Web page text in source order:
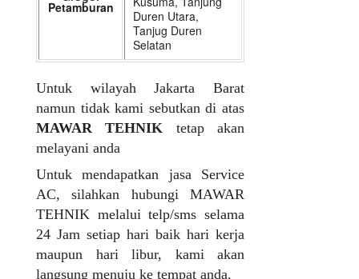
Petamburan
Duren Utara,
Tanjug Duren
Selatan
Untuk wilayah Jakarta Barat
namun tidak kami sebutkan di atas
MAWAR TEHNIK tetap akan
melayani anda
Untuk mendapatkan jasa Service
AC, silahkan hubungi MAWAR
TEHNIK melalui telp/sms selama
24 Jam setiap hari baik hari kerja
maupun hari libur, kami akan
langsung menuju ke tempat anda.